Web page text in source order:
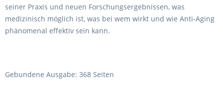
seiner Praxis und neuen Forschungsergebnissen, was
medizinisch möglich ist, was bei wem wirkt und wie Anti-Aging
phänomenal effektiv sein kann.
Gebundene Ausgabe: 368 Seiten